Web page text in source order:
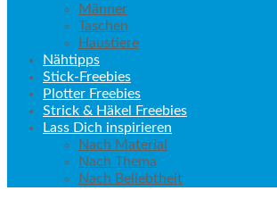
Männer
Taschen
Haustiere
Nähtipps
Stick-Freebies
Plotter Freebies
Strick & Häkel Freebies
Lass Dich inspirieren
Nach Material
Nach Thema
Nach Beliebtheit